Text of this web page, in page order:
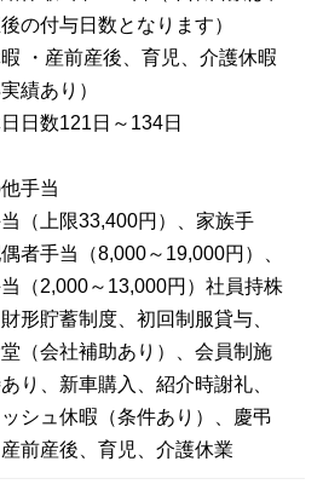
の付与日数となります）
・産前産後、育児、介護休暇
績あり）
日数121日～134日
他手当
（上限33,400円）、家族手
者手当（8,000～19,000円）、
（2,000～13,000円）社員持株
形貯蓄制度、初回制服貸与、
（会社補助あり）、会員制施
り、新車購入、紹介時謝礼、
シュ休暇（条件あり）、慶弔
前産後、育児、介護休業